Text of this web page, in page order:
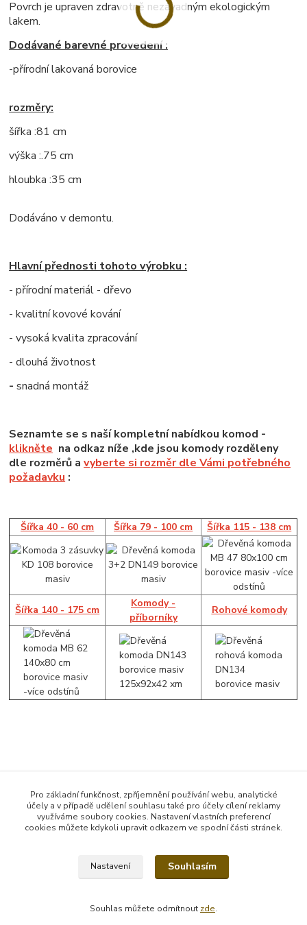
Povrch je upraven zdravotně nezávadným ekologickým
lakem.
Dodávané barevné provedení :
-přírodní lakovaná borovice
rozměry:
šířka :81 cm
výška :.75 cm
hloubka :35 cm
Dodáváno v demontu.
Hlavní přednosti tohoto výrobku :
- přírodní materiál - dřevo
- kvalitní kovové kování
- vysoká kvalita zpracování
- dlouhá životnost
-snadná montáž
Seznamte se s naší kompletní nabídkou komod -
klikněte na odkaz níže ,kde jsou komody rozděleny
dle rozměrů avyberte si rozměr dle Vámi potřebného
požadavku :
Šířka 40 - 60 cm Šířka 79 - 100 cm Šířka 115 - 138 cm
Šířka 140 - 175 cm
Komody -
příborníky
Rohové komody
Zboží zařazeno v kategoriích
Komody
Pro základní funkčnost, zpříjemnění používání webu, analytické
účely a v případě udělení souhlasu také pro účely cílení reklamy
využíváme soubory cookies. Nastavení vlastních preferencí
cookies můžete kdykoli upravit odkazem ve spodní části stránek.
Nastavení Souhlasím
Souhlas můžete odmítnout zde.